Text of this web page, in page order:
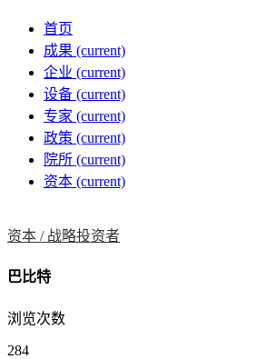
首页
成果 (current)
企业 (current)
设备 (current)
专家 (current)
政策 (current)
院所 (current)
资本 (current)
资本 / 战略投资者
巴比特
浏览次数
284